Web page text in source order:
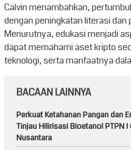
Calvin menambahkan,
dengan peningkatan literasi dan
Menurutnya, edukasi menjadi
dapat memahami aset kripto
teknologi, serta manfaatnya
BACAAN LAINNYA
Perkuat Ketahanan Pangan dan
Tinjau Hilirisasi Bioetanol PTPN
Nusantara